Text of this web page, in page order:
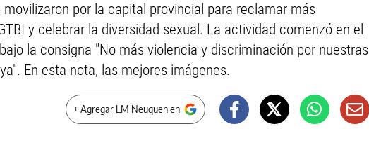
por la capital provincial para reclamar más
y celebrar la diversidad sexual. La actividad comenzó en el
la consigna "No más violencia y discriminación por nuestras
En esta nota, las mejores imágenes.
+ Agregar LM Neuquen en